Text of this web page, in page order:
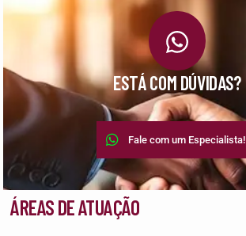
ESTÁ COM DÚVIDAS?
Fale com um Especialista!
ÁREAS DE ATUAÇÃO